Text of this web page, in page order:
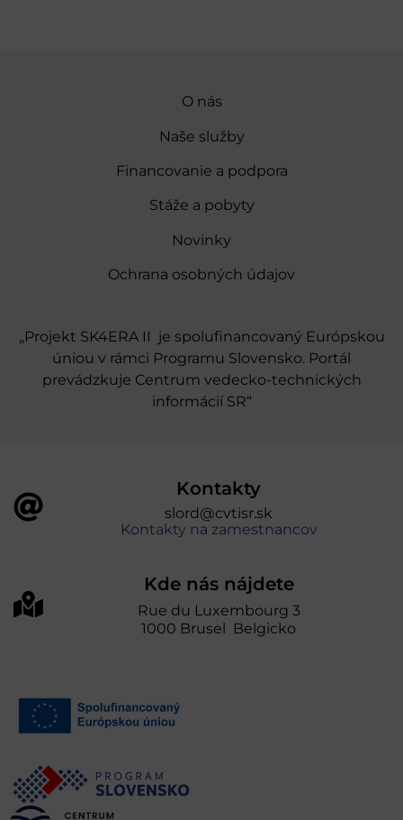
O nás
Naše služby
Financovanie a podpora
Stáže a pobyty
Novinky
Ochrana osobných údajov
„Projekt SK4ERA II je spolufinancovaný Európskou
úniou v rámci Programu Slovensko. Portál
prevádzkuje Centrum vedecko-technických
informácií SR“
Kontakty
slord@cvtisr.sk
Kontakty na zamestnancov
Kde nás nájdete
Rue du Luxembourg 3
1000 Brusel Belgicko